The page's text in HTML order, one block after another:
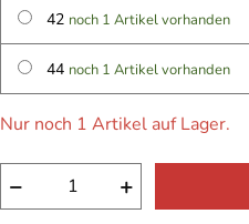
42 noch 1 Artikel vorhanden
44 noch 1 Artikel vorhanden
Nur noch 1 Artikel auf Lager.
− +